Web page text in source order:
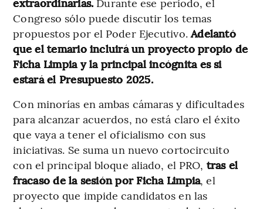
Congreso sólo puede discutir los temas
propuestos por el Poder Ejecutivo.Adelantó
que el temario incluirá un proyecto propio de
Ficha Limpia y la principal incógnita es si
estará el Presupuesto 2025.
Con minorías en ambas cámaras y dificultades
para alcanzar acuerdos, no está claro el éxito
que vaya a tener el oficialismo con sus
iniciativas. Se suma un nuevo cortocircuito
con el principal bloque aliado, el PRO, tras el
fracaso de la sesión por Ficha Limpia, el
proyecto que impide candidatos en las